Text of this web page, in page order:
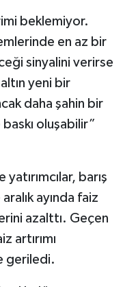
beklemiyor.
en az bir
sinyalini verirse
yeni bir
daha şahin bir
oluşabilir”
barış
ayında faiz
azalttı. Geçen
artırımı
geriledi.